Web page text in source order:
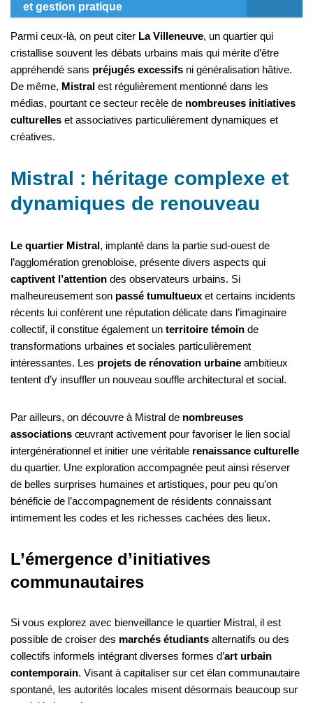
et gestion pratique
Parmi ceux-là, on peut citer La Villeneuve, un quartier qui
cristallise souvent les débats urbains mais qui mérite d’être
appréhendé sans préjugés excessifs ni généralisation hâtive.
De même, Mistral est régulièrement mentionné dans les
médias, pourtant ce secteur recèle de nombreuses initiatives
culturelles et associatives particulièrement dynamiques et
créatives.
Mistral : héritage complexe et
dynamiques de renouveau
Le quartier Mistral, implanté dans la partie sud-ouest de
l’agglomération grenobloise, présente divers aspects qui
captivent l’attention des observateurs urbains. Si
malheureusement son passé tumultueux et certains incidents
récents lui confèrent une réputation délicate dans l’imaginaire
collectif, il constitue également un territoire témoin de
transformations urbaines et sociales particulièrement
intéressantes. Les projets de rénovation urbaine ambitieux
tentent d’y insuffler un nouveau souffle architectural et social.
Par ailleurs, on découvre à Mistral de nombreuses
associations œuvrant activement pour favoriser le lien social
intergénérationnel et initier une véritable renaissance culturelle
du quartier. Une exploration accompagnée peut ainsi réserver
de belles surprises humaines et artistiques, pour peu qu’on
bénéficie de l’accompagnement de résidents connaissant
intimement les codes et les richesses cachées des lieux.
L’émergence d’initiatives
communautaires
Si vous explorez avec bienveillance le quartier Mistral, il est
possible de croiser des marchés étudiants alternatifs ou des
collectifs informels intégrant diverses formes d’art urbain
contemporain. Visant à capitaliser sur cet élan communautaire
spontané, les autorités locales misent désormais beaucoup sur